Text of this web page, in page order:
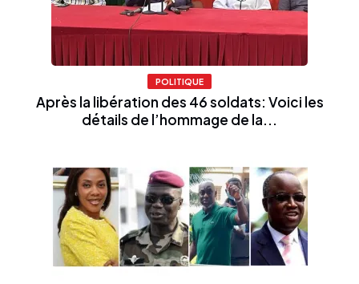
POLITIQUE
Après la libération des 46 soldats: Voici les
détails de l’hommage de la...